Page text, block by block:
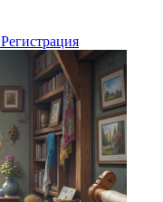
Регистрация